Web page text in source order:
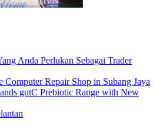
Anda Perlukan Sebagai Trader
Repair Shop in Subang Jaya
gutC Prebiotic Range with New